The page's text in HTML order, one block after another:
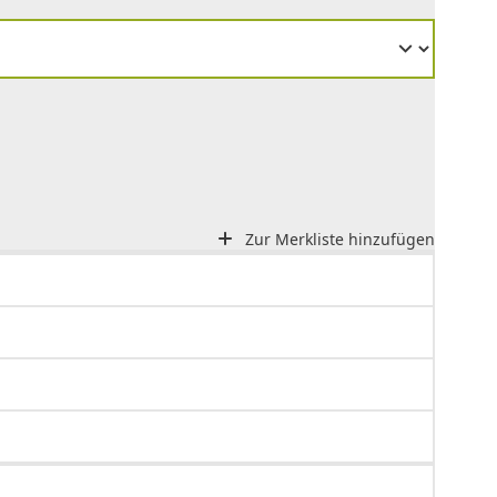
Zur Merkliste hinzufügen